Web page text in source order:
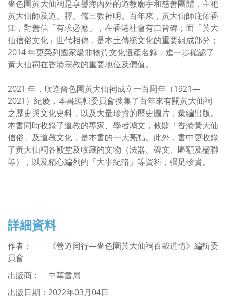
嗇色園黃大仙祠是享譽海內外的道教廟宇和慈善團體，主祀
黃大仙師及道、釋、儒三教神明。百年來，黃大仙師庇佑香
江，對善信「有求必應」，在香港社會有口皆碑；而「黃大
仙信俗文化」世代相傳，是本土傳統文化的重要組成部分；
2014 年更榮列國家級非物質文化遺產名錄，進一步確認了
黃大仙祠在香港宗教的重要地位及價值。
2021 年，欣逢嗇色園黃大仙祠成立一百周年（1921—
2021）紀慶，本書編輯委員會搜集了百年來有關黃大仙祠
之歷史與文化史料，以及大量珍貴的歷史圖片，彙編出版。
本書同時收錄了道教的專家、學者鴻文，攸關「香港黃大仙
信俗」及道教文化，是本書的一大亮點。此外，書中更收錄
了黃大仙祠各殿堂及收藏的文物（法器、碑文、匾額及楹聯
等），以及精心編列的「大事紀略」等資料，彌足珍貴。
詳細資料
作者：
《善道同行—嗇色園黃大仙祠百載道情》編輯委
員會
出版商： 中華書局
出版日期： 2022年03月04日